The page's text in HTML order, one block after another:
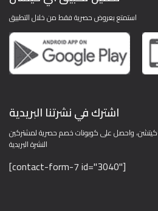
استمتع بعروض حصرية فقط من خلال التطبيق
اشترك في نشرتنا البريدية
واحصل على كوبونات خصم حصرية لمشتركين
النشرة البريدية
[contact-form-7 id="3040"]